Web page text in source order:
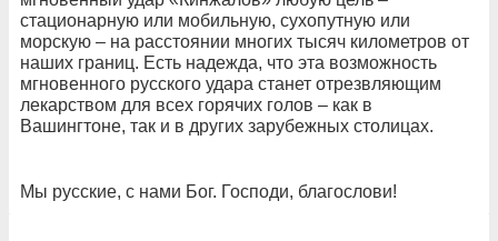
стационарную или мобильную, сухопутную или
морскую – на расстоянии многих тысяч километров от
наших границ. Есть надежда, что эта возможность
мгновенного русского удара станет отрезвляющим
лекарством для всех горячих голов – как в
Вашингтоне, так и в других зарубежных столицах.
Мы русские, с нами Бог. Господи, благослови!